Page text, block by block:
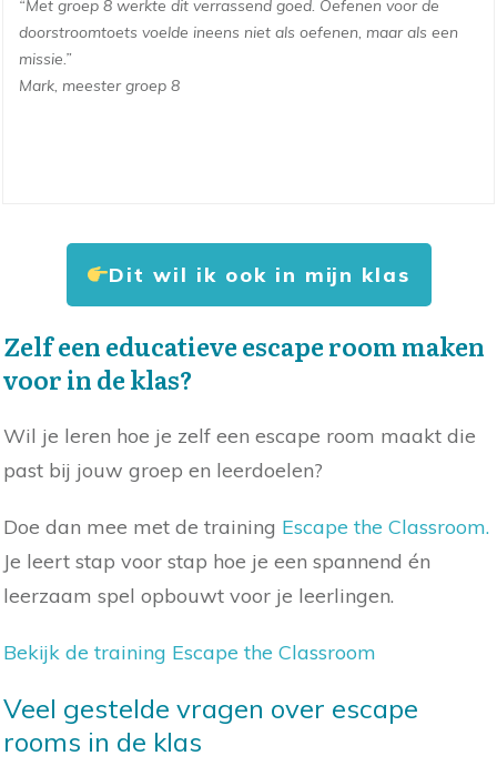
“Met groep 8 werkte dit verrassend goed. Oefenen voor de
doorstroomtoets voelde ineens niet als oefenen, maar als een
missie.”
Mark, meester groep 8
Dit wil ik ook in mijn klas
Zelf een educatieve escape room maken
voor in de klas?
Wil je leren hoe je zelf een escape room maakt die
past bij jouw groep en leerdoelen?
Doe dan mee met de training Escape the Classroom.
Je leert stap voor stap hoe je een spannend én
leerzaam spel opbouwt voor je leerlingen.
Bekijk de training Escape the Classroom
Veel gestelde vragen over escape
rooms in de klas